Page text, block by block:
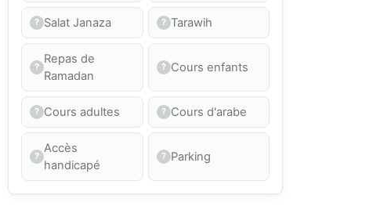
Salat Janaza Tarawih
Repas de
Ramadan
Cours enfants
Cours adultes Cours d'arabe
Accès
handicapé
Parking